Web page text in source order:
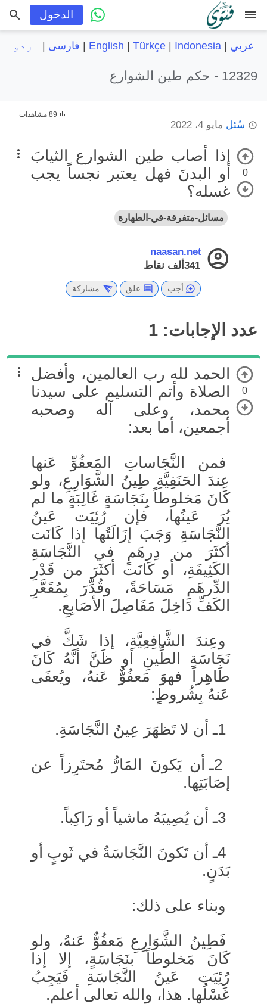
menu الدخول
عربي |
English Türkçe| Indonesia فارسی اردو
12329 - حكم طين الشوارع
سُئل مايو 4، 2022
89 مشاهدات
0
إذا أصاب طين الشوارع الثيابَ
أو البدنَ فهل يعتبر نجساً يجب
غسله؟
مسائل-متفرقة-في-الطهارة
naasan.net
341ألف
نقاط
أجب علق مشاركة
عدد الإجابات: 1
0
الحمد لله رب العالمين، وأفضل
الصلاة وأتم التسليم على سيدنا
محمد، وعلى آله وصحبه
أجمعين، أما بعد:
فمن النَّجَاساتِ المَعفُوِّ عَنها
عِندَ الحَنَفِيَّةِ طِينُ الشَّوَارِعِ، ولو
كَانَ مَخلوطاً بِنَجَاسَةٍ غَالِبَةٍ ما لم
يُرَ عَينُها، فإن رُئِيَت عَينُ
النَّجَاسَةِ وَجَبَ إزَالَتُها إذا كَانَت
أكثَرَ من دِرهَمٍ في النَّجَاسَةِ
الكَثِيفَةِ، أو كَانَت أكثَرَ من قَدْرِ
الدِّرهَمِ مَسَاحَةً، وقُدِّرَ بِمُقَعَّرِ
الكَفِّ دَاخِلَ مَفَاصِلَ الأصَابِعِ.
وعِندَ الشَّافِعِيَّةِ، إذا شَكَّ في
نَجَاسَةِ الطِّينِ أو ظَنَّ أنَّهُ كَانَ
طَاهِراً فهوَ مَعفُوٌّ عَنهُ، ويُعفَى
عَنهُ بِشُروطٍ:
1ـ أن لا تَظهَرَ عِينُ النَّجَاسَةِ.
2ـ أن يَكونَ المَارُّ مُحتَرِزاً عن
إصَابَتِها.
3ـ أن يُصِيبَهُ ماشياً أو رَاكِباً.
4ـ أن تَكونَ النَّجَاسَةُ في ثَوبٍ أو
بَدَنٍ.
وبناء على ذلك:
فَطِينُ الشَّوَارِعِ مَعفُوٌّ عَنهُ، ولو
كَانَ مَخلوطاً بنَجَاسَةٍ، إلا إذا
رُئِيَت عَينُ النَّجَاسَةِ فَيَجِبُ
غَسْلُها. هذا، والله تعالى أعلم.